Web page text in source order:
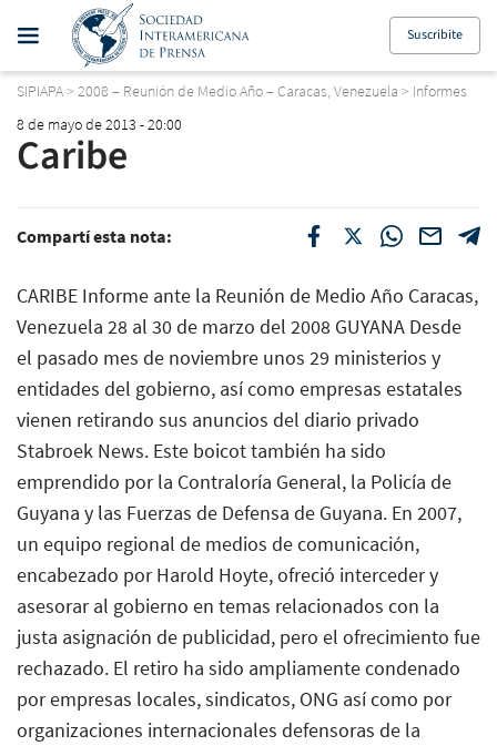
Suscribite
SIPIAPA> 2008 – Reunión de Medio Año – Caracas, Venezuela > Informes
8 de mayo de 2013 - 20:00
Caribe
Compartí esta nota:
CARIBE Informe ante la Reunión de Medio Año Caracas,
Venezuela 28 al 30 de marzo del 2008 GUYANA Desde
el pasado mes de noviembre unos 29 ministerios y
entidades del gobierno, así como empresas estatales
vienen retirando sus anuncios del diario privado
Stabroek News. Este boicot también ha sido
emprendido por la Contraloría General, la Policía de
Guyana y las Fuerzas de Defensa de Guyana. En 2007,
un equipo regional de medios de comunicación,
encabezado por Harold Hoyte, ofreció interceder y
asesorar al gobierno en temas relacionados con la
justa asignación de publicidad, pero el ofrecimiento fue
rechazado. El retiro ha sido ampliamente condenado
por empresas locales, sindicatos, ONG así como por
organizaciones internacionales defensoras de la